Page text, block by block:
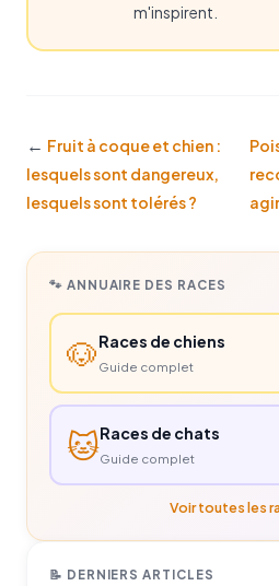
m'inspirent.
← Fruit à coque et chien :
lesquels sont dangereux,
lesquels sont tolérés ?
🐾 ANNUAIRE DES RACES
🐶Races de chiens
Guide complet
🐱Races de chats
Guide complet
Voir toutes les
📝 DERNIERS ARTICLES